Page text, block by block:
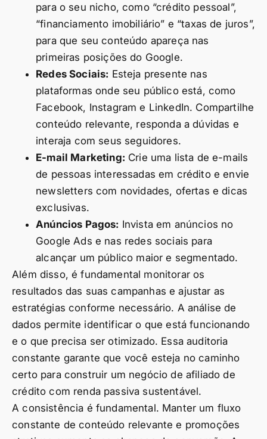
para o seu nicho, como “crédito pessoal”,
“financiamento imobiliário” e “taxas de juros”,
para que seu conteúdo apareça nas
primeiras posições do Google.
Redes Sociais: Esteja presente nas
plataformas onde seu público está, como
Facebook, Instagram e LinkedIn. Compartilhe
conteúdo relevante, responda a dúvidas e
interaja com seus seguidores.
E-mail Marketing: Crie uma lista de e-mails
de pessoas interessadas em crédito e envie
newsletters com novidades, ofertas e dicas
exclusivas.
Anúncios Pagos: Invista em anúncios no
Google Ads e nas redes sociais para
alcançar um público maior e segmentado.
Além disso, é fundamental monitorar os
resultados das suas campanhas e ajustar as
estratégias conforme necessário. A análise de
dados permite identificar o que está funcionando
e o que precisa ser otimizado. Essa auditoria
constante garante que você esteja no caminho
certo para construir um negócio de afiliado de
crédito com renda passiva sustentável.
A consistência é fundamental. Manter um fluxo
constante de conteúdo relevante e promoções